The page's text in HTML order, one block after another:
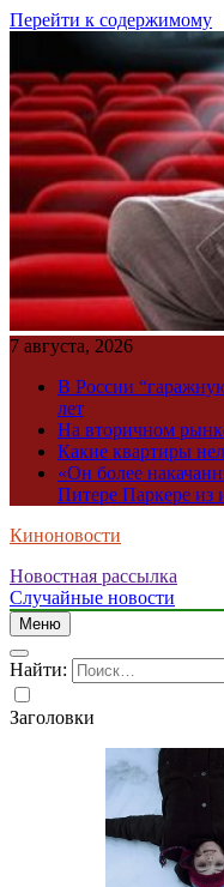
Перейти к содержимому
7 августа, 2026
В России
лет
На вторичном
Какие квартиры
«Он более
Питере Паркере из
Киноновости
Новостная рассылка
Случайные новости
Меню
Найти:
Заголовки